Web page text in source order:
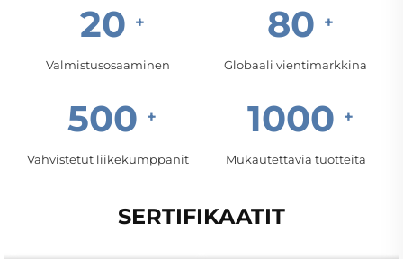
20
Valmistusosaaminen
80
Globaali vientimarkkina
500
Vahvistetut liikekumppanit
1000
Mukautettavia tuotteita
SERTIFIKAATIT